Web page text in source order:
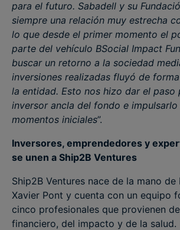
para el futuro. Sabadell y su
siempre una relación muy estrecha
lo que desde el primer momento el
parte del vehículo BSocial Impact
buscar un retorno a la sociedad
inversiones realizadas fluyó de
la entidad. Esto nos hizo dar el paso
inversor ancla del fondo e impulsarlo
momentos iniciales”.
Inversores, emprendedores y
se unen a Ship2B Ventures
Ship2B Ventures nace de la mano de
Xavier Pont y cuenta con un equipo
cinco profesionales que provienen
financiero, del impacto y de la salud.